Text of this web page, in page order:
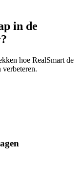
in de
hoe RealSmart de